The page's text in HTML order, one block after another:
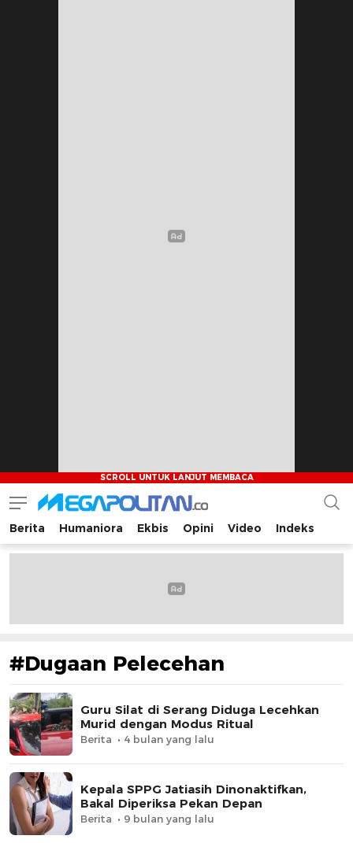
Megapolitan.co
Menyajikan berita-berita fakta bagi pembaca
Berita Humaniora Ekbis Opini Video Indeks
#Dugaan Pelecehan
Guru Silat di Serang Diduga Lecehkan
Murid dengan Modus Ritual
Berita 4 bulan yang lalu
Kepala SPPG Jatiasih Dinonaktifkan,
Bakal Diperiksa Pekan Depan
Berita 9 bulan yang lalu